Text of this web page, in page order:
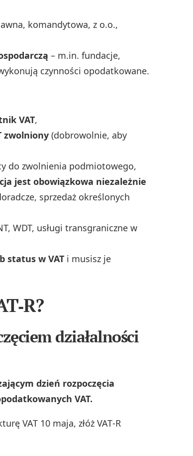
komandytowa, z o.o.,
– m.in. fundacje,
czynności opodatkowane.
VAT,
zwolniony (dobrowolnie, aby
do zwolnienia podmiotowego,
jest obowiązkowa niezależnie
sprzedaż określonych
WDT, usługi transgraniczne w
status w VAT i musisz je
działalności
dzień rozpoczęcia
VAT.
VAT 10 maja, złóż VAT‑R